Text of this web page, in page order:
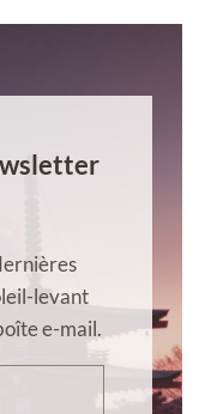
levant
e-mail.